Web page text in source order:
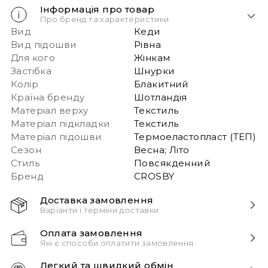
Інформація про товар
Про бренд та характеристики
Вид
Кеди
Вид підошви
Рівна
Для кого
Жінкам
Застібка
Шнурки
Колір
Блакитний
Країна бренду
Шотландія
Матеріал верху
Текстиль
Матеріал підкладки
Текстиль
Матеріал підошви
Термоеластопласт (ТЕП)
Сезон
Весна; Літо
Стиль
Повсякденний
Бренд
CROSBY
Доставка замовлення
Варіанти і терміни доставки
моменту замовлення!
Звертаємо вашу увагу, якщо у в замовленні більше
одного товару – ми пакуємо їх окремо і
Оплата замовлення
Які є способи оплатити замовлення
Легкий та швидкий обмін